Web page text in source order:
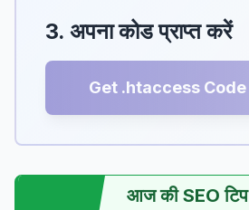
3. अपना कोड प्राप्त करें
Get .htaccess Code
आज की SEO टिप